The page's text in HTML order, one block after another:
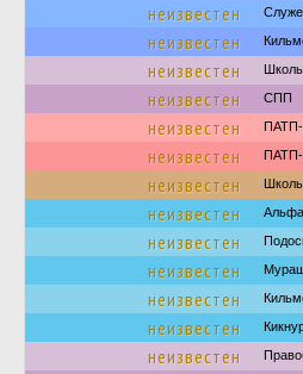
неизвестен
неизвестен
неизвестен
неизвестен СПП
неизвестен
неизвестен
неизвестен
неизвестен Альфа
неизвестен
неизвестен
неизвестен
неизвестен
неизвестен